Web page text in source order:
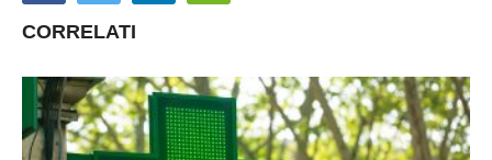
CORRELATI